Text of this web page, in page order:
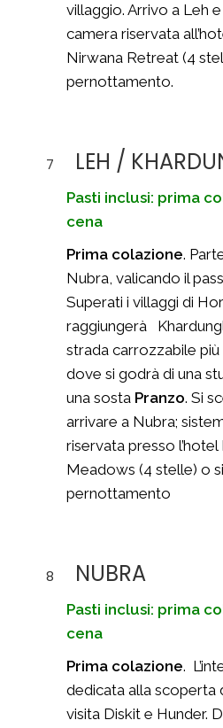
villaggio. Arrivo a Leh
camera riservata
Nirwana Retreat (4
pernottamento.
7 LEH /
Pasti inclusi: prima
cena
Prima colazione.
Nubra, valicando il
Superati i villaggi di
raggiungerà
strada carrozzabile
dove si godrà di una
una sosta Pranzo. Si
arrivare a Nubra;
riservata presso
Meadows (4 stelle) o
pernottamento
8 NUBRA
Pasti inclusi: prima
cena
Prima colazione.
dedicata alla scoperta
visita Diskit e Hunder.